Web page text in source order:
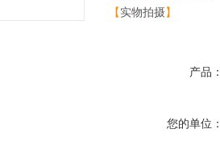
【实物拍摄】
产品
您的单位